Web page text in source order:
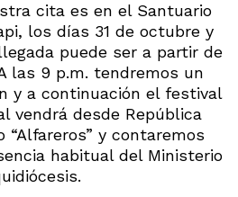
cita es en el Santuario
los días 31 de octubre y
puede ser a partir de
las 9 p.m. tendremos un
y a continuación el festival
vendrá desde República
“Alfareros” y contaremos
habitual del Ministerio